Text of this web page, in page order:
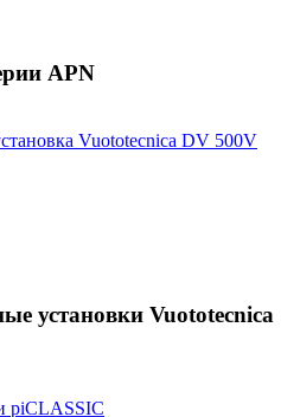
APN
установки Vuototecnica